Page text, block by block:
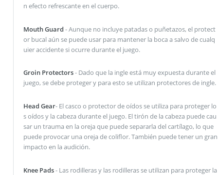
n efecto refrescante en el cuerpo.
Mouth Guard - Aunque no incluye patadas o puñetazos, el protect
or bucal aún se puede usar para mantener la boca a salvo de cualq
uier accidente si ocurre durante el juego.
Groin Protectors- Dado que la ingle está muy expuesta durante el
juego, se debe proteger y para esto se utilizan protectores de ingle.
Head Gear- El casco o protector de oídos se utiliza para proteger lo
s oídos y la cabeza durante el juego. El tirón de la cabeza puede cau
sar un trauma en la oreja que puede separarla del cartílago, lo que
puede provocar una oreja de coliflor. También puede tener un gran
impacto en la audición.
Knee Pads- Las rodilleras y las rodilleras se utilizan para proteger la